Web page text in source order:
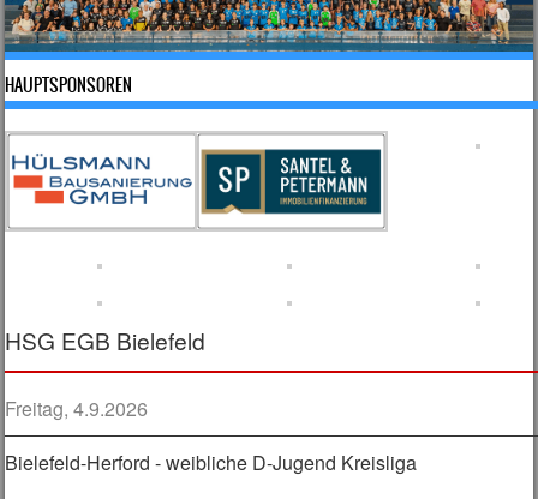
HAUPTSPONSOREN
HSG EGB Bielefeld
Freitag, 4.9.2026
Bielefeld-Herford - weibliche D-Jugend Kreisliga